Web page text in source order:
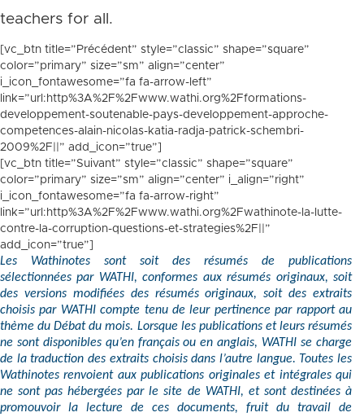
teachers for all.
[vc_btn title=”Précédent” style=”classic” shape=”square”
color=”primary” size=”sm” align=”center”
i_icon_fontawesome=”fa fa-arrow-left”
link=”url:http%3A%2F%2Fwww.wathi.org%2Fformations-
developpement-soutenable-pays-developpement-approche-
competences-alain-nicolas-katia-radja-patrick-schembri-
2009%2F||” add_icon=”true”]
[vc_btn title=”Suivant” style=”classic” shape=”square”
color=”primary” size=”sm” align=”center” i_align=”right”
i_icon_fontawesome=”fa fa-arrow-right”
link=”url:http%3A%2F%2Fwww.wathi.org%2Fwathinote-la-lutte-
contre-la-corruption-questions-et-strategies%2F||”
add_icon=”true”]
Les Wathinotes sont soit des résumés de publications
sélectionnées par WATHI, conformes aux résumés originaux, soit
des versions modifiées des résumés originaux, soit des extraits
choisis par WATHI compte tenu de leur pertinence par rapport au
thème du Débat du mois. Lorsque les publications et leurs résumés
ne sont disponibles qu’en français ou en anglais, WATHI se charge
de la traduction des extraits choisis dans l’autre langue. Toutes les
Wathinotes renvoient aux publications originales et intégrales qui
ne sont pas hébergées par le site de WATHI, et sont destinées à
promouvoir la lecture de ces documents, fruit du travail de